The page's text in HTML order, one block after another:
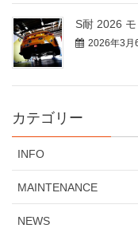
S耐 2026
2026年3月
カテゴリー
INFO
MAINTENANCE
NEWS